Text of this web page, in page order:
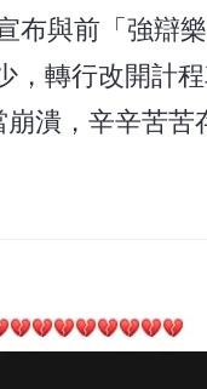
布與前「強辯
，轉行改開計
潰，辛辛苦